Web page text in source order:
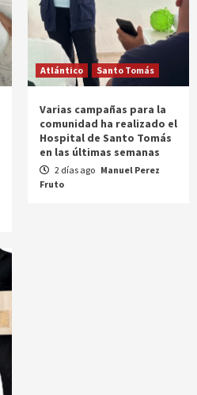
Atlántico Santo Tomás
Varias campañas para la
comunidad ha realizado el
Hospital de Santo Tomás
en las últimas semanas
2 días ago Manuel Perez
Fruto